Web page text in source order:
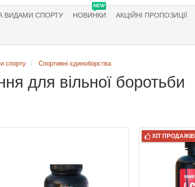
ВИДАМИ СПОРТУ
NEW
НОВИНКИ АКЦІЙНІ ПРОПОЗИЦІЇ
спорту Спортивні єдиноборства
для вільної боротьби
ХІТ ПРОДАЖІВ